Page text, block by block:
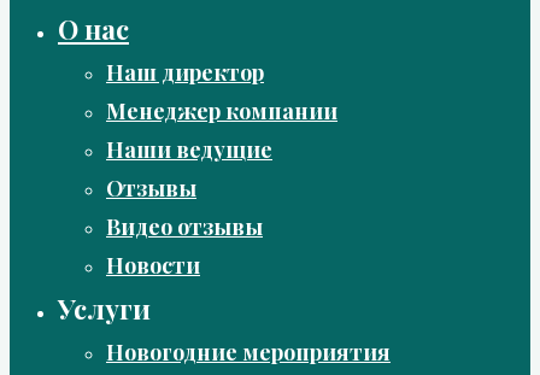
О нас
Наш директор
Менеджер компании
Наши ведущие
Отзывы
Видео отзывы
Новости
Услуги
Новогодние мероприятия